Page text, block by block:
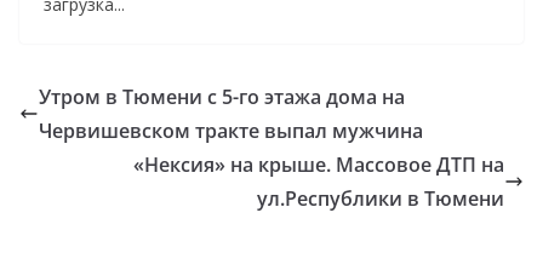
Утром в Тюмени с 5-го этажа дома на
Червишевском тракте выпал мужчина
«Нексия» на крыше. Массовое ДТП на
ул.Республики в Тюмени